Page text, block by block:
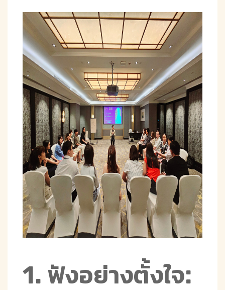
1. ฟังอย่างตั้งใจ: